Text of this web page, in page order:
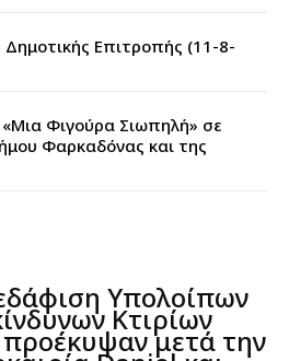
Επιτροπής (11-8-
Φιγούρα Σιωπηλή» σε
Φαρκαδόνας και της
Υπολοίπων
Κτιρίων
μετά την